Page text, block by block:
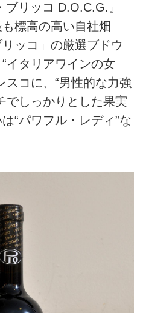
ブリッコ D.O.C.G.』
標高の高い自社畑
ッコ」の厳選ブドウ
イタリアワインの女
スコに、“男性的な力強
でしっかりとした果実
“パワフル・レディ”な